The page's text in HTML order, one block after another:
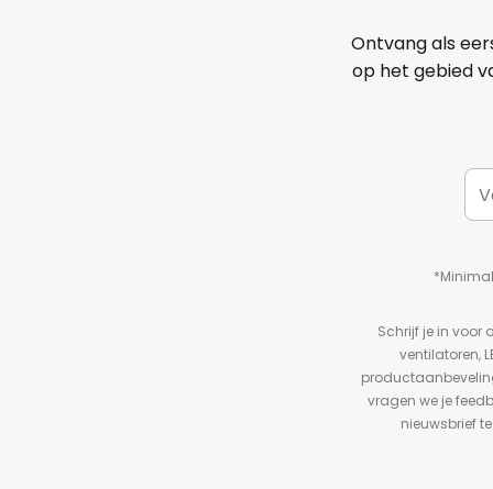
Ontvang als
op het gebied
Schrijf je in voor
ventilatoren,
vragen we je
nieuwsbrief